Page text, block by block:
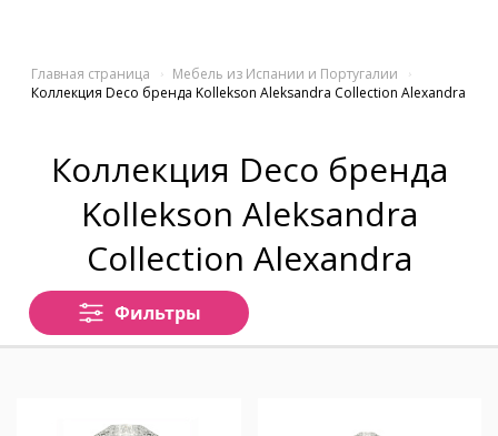
Главная страница
Мебель из Испании и Португалии
Коллекция Deco бренда Kollekson Aleksandra Collection Alexandra
Коллекция Deco бренда
Kollekson Aleksandra
Collection Alexandra
Фильтры